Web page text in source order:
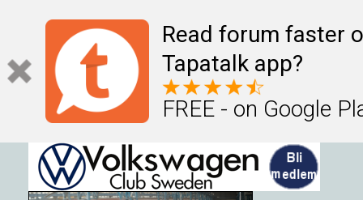
Read forum faster
Tapatalk app?
FREE - on Google